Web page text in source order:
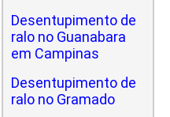
Desentupimento de
ralo no Guanabara
em Campinas
Desentupimento de
ralo no Gramado